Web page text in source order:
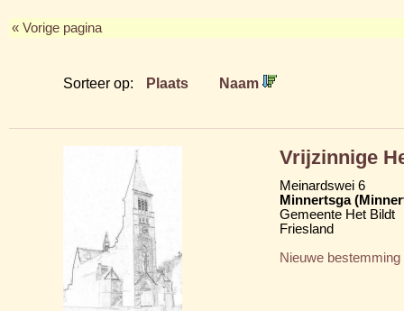
« Vorige pagina
Sorteer op: Plaats Naam
Vrijzinnige
Meinardswei 6
Minnertsga
Gemeente Het Bildt
Friesland
Nieuwe bestemming